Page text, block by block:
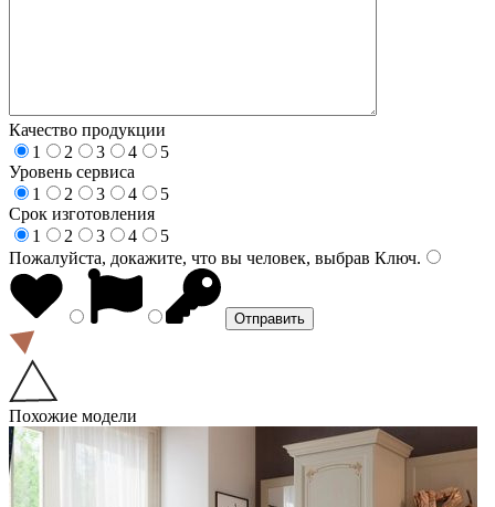
Качество продукции
1
2 3 4
5
Уровень сервиса
1
2 3 4
5
Срок изготовления
1
2 3 4
5
Пожалуйста, докажите, что вы человек, выбрав Ключ.
Похожие модели